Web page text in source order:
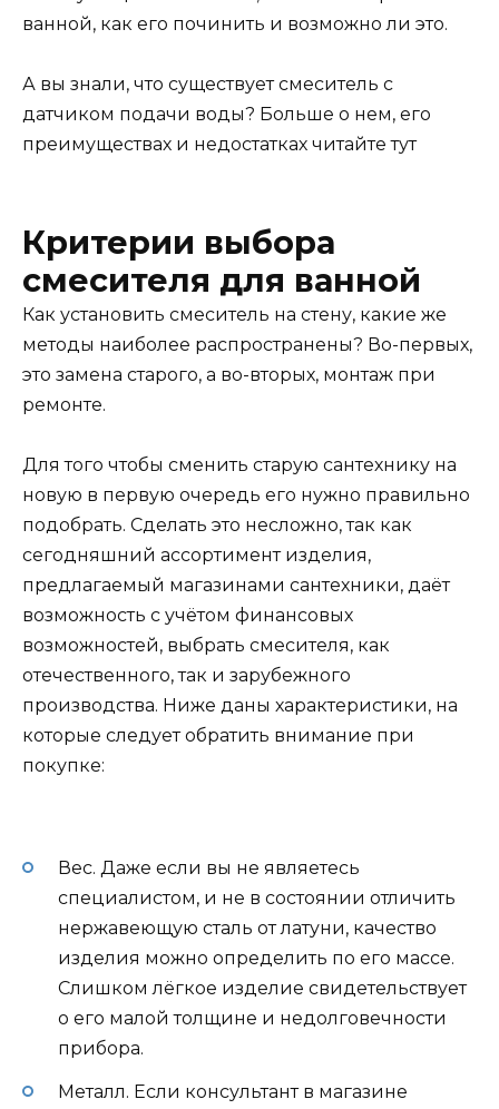
ванной, как его починить и возможно ли это.
А вы знали, что существует смеситель с
датчиком подачи воды? Больше о нем, его
преимуществах и недостатках читайте тут
Критерии выбора
смесителя для ванной
Как установить смеситель на стену, какие же
методы наиболее распространены? Во-первых,
это замена старого, а во-вторых, монтаж при
ремонте.
Для того чтобы сменить старую сантехнику на
новую в первую очередь его нужно правильно
подобрать. Сделать это несложно, так как
сегодняшний ассортимент изделия,
предлагаемый магазинами сантехники, даёт
возможность с учётом финансовых
возможностей, выбрать смесителя, как
отечественного, так и зарубежного
производства. Ниже даны характеристики, на
которые следует обратить внимание при
покупке:
Вес. Даже если вы не являетесь
специалистом, и не в состоянии отличить
нержавеющую сталь от латуни, качество
изделия можно определить по его массе.
Слишком лёгкое изделие свидетельствует
о его малой толщине и недолговечности
прибора.
Металл. Если консультант в магазине